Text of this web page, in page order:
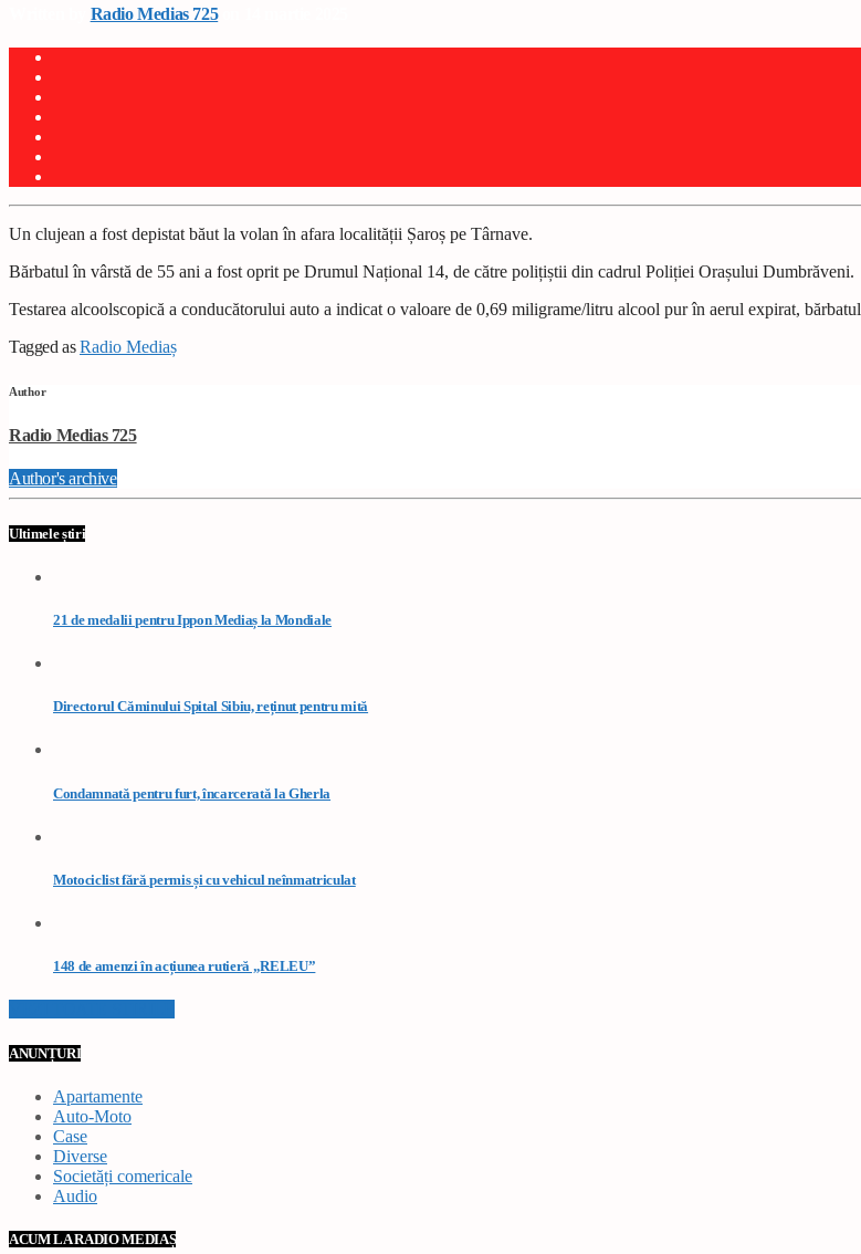
Radio Medias 725on 14 martie 2025
Un clujean a fost depistat băut la volan în afara localității Șaroș pe Târnave.
Bărbatul în vârstă de 55 ani a fost oprit pe Drumul Național 14, de către polițiștii din cadrul Poliției Orașului Dumbrăveni.
Testarea alcoolscopică a conducătorului auto a indicat o valoare de 0,69 miligrame/litru alcool pur în aerul expirat,
Tagged asRadio Mediaș
Author
Radio Medias 725
Author's archive
Ultimele știri
21 de medalii pentru Ippon Mediaș la Mondiale
Directorul Căminului Spital Sibiu, reținut pentru mită
Condamnată pentru furt, încarcerată la Gherla
Motociclist fără permis și cu vehicul neînmatriculat
148 de amenzi în acțiunea rutieră „RELEU”
ANUNȚURI
Apartamente
Auto-Moto
Case
Diverse
Societăți comericale
Audio
ACUM LA RADIO MEDIAȘ